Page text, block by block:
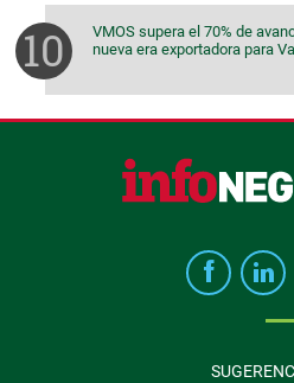
VMOS supera el 70% de
nueva era exportadora para